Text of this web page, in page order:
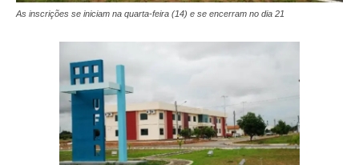
As inscrições se iniciam na quarta-feira (14) e se encerram no dia 21